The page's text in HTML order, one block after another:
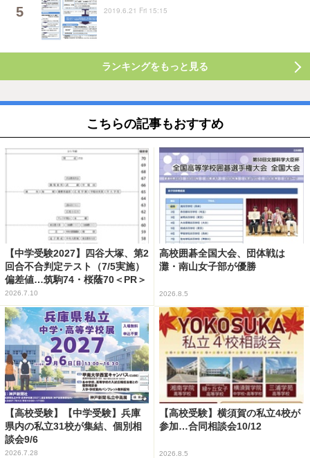
2019.6.21 Fri 15:15
ランキングをもっと見る
こちらの記事もおすすめ
【中学受験2027】四谷大塚、第2
回合不合判定テスト（7/5実施）
偏差値…筑駒74・桜蔭70＜PR＞
2026.7.10
高校囲碁全国大会、団体戦は
灘・南山女子部が優勝
2026.8.5
【高校受験】【中学受験】兵庫
県内の私立31校が集結、個別相
談会9/6
2026.7.28
【高校受験】横須賀の私立4校が
参加…合同相談会10/12
2026.8.5